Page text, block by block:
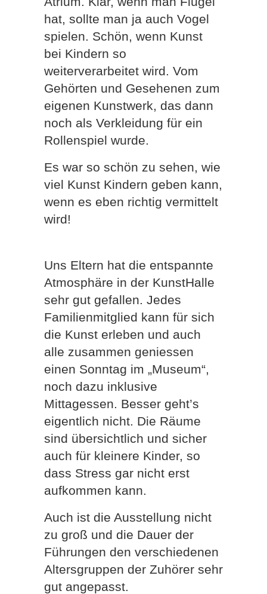
hat, sollte man ja auch Vogel
spielen. Schön, wenn Kunst
bei Kindern so
weiterverarbeitet wird. Vom
Gehörten und Gesehenen zum
eigenen Kunstwerk, das dann
noch als Verkleidung für ein
Rollenspiel wurde.
Es war so schön zu sehen, wie
viel Kunst Kindern geben kann,
wenn es eben richtig vermittelt
wird!
Uns Eltern hat die entspannte
Atmosphäre in der KunstHalle
sehr gut gefallen. Jedes
Familienmitglied kann für sich
die Kunst erleben und auch
alle zusammen geniessen
einen Sonntag im „Museum“,
noch dazu inklusive
Mittagessen. Besser geht’s
eigentlich nicht. Die Räume
sind übersichtlich und sicher
auch für kleinere Kinder, so
dass Stress gar nicht erst
aufkommen kann.
Auch ist die Ausstellung nicht
zu groß und die Dauer der
Führungen den verschiedenen
Altersgruppen der Zuhörer sehr
gut angepasst.